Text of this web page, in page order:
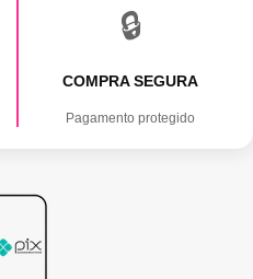
🔒
COMPRA SEGURA
Pagamento protegido